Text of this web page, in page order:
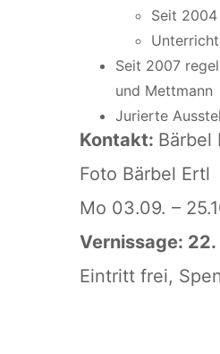
Seit
Seit 2007
und Mettmann
Jurierte
Kontakt: Bärbel
Foto Bärbel Ertl
Mo 03.09. –
Vernissage: 22.
Eintritt frei,